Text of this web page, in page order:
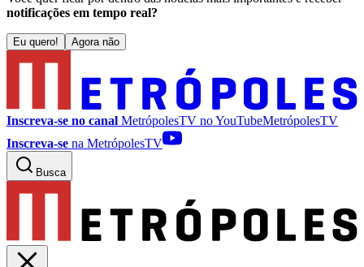
notificações em tempo real?
Eu quero! Agora não
Inscreva-se no canal MetrópolesTV noYouTubeMetrópolesTV
Inscreva-se na MetrópolesTV
Busca